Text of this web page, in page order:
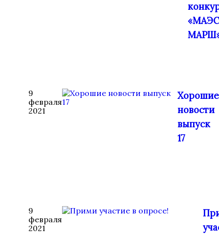
9
февраля
2021
Хорошие
новости
выпуск
17
9
февраля
2021